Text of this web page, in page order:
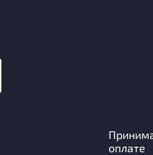
оплате